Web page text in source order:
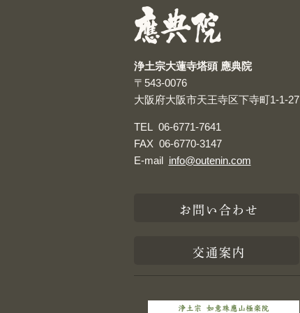
浄土宗大蓮寺塔頭 應典院
〒543-0076
大阪府大阪市天王寺区下寺町1-1-27
TEL 06-6771-7641
FAX 06-6770-3147
E-mail info@outenin.com
お問い合わせ
交通案内